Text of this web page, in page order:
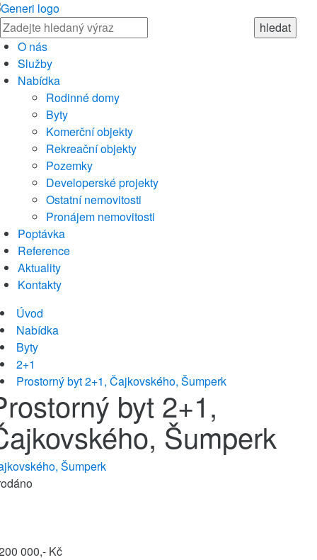
O nás
Služby
Nabídka
Rodinné domy
Byty
Komerční objekty
Rekreační objekty
Pozemky
Developerské projekty
Ostatní nemovitosti
Pronájem nemovitosti
Poptávka
Reference
Aktuality
Kontakty
Úvod
Nabídka
Byty
2+1
Prostorný byt 2+1, Čajkovského, Šumperk
byt 2+1,
Šumperk
Šumperk
000,- Kč